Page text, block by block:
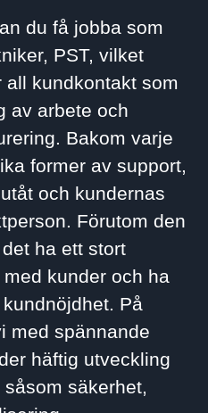
du få jobba som
PST, vilket
all kundkontakt som
av arbete och
Bakom varje
former av support,
och kundernas
Förutom den
ha ett stort
kunder och ha
På
med spännande
häftig utveckling
säkerhet,